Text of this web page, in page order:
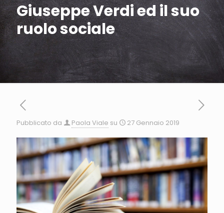
Giuseppe Verdi ed il suo
ruolo sociale
Pubblicato da Paola Viale su 27 Gennaio 2019